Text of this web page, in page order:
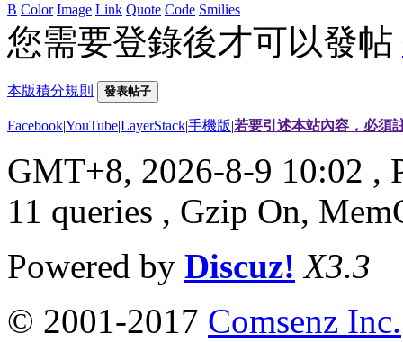
B Color Image Link Quote Code Smilies
您需要登錄後才可以發帖
本版積分規則 發表帖子
Facebook|YouTube|LayerStack|手機版|若要引述本站內容，必須
GMT+8, 2026-8-9 10:02 ,
11 queries , Gzip On,
Powered by Discuz! X3.3
© 2001-2017 Comsenz Inc.